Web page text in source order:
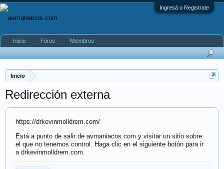
Ingresá o Registrate
Inicio
Redirección externa
https://drkevinmolldrem.com/
Está a punto de salir de avmaniacos.com y visitar un sitio sobre
el que no tenemos control. Haga clic en el siguiente botón para ir
a drkevinmolldrem.com.
Inicio Foros Miembros